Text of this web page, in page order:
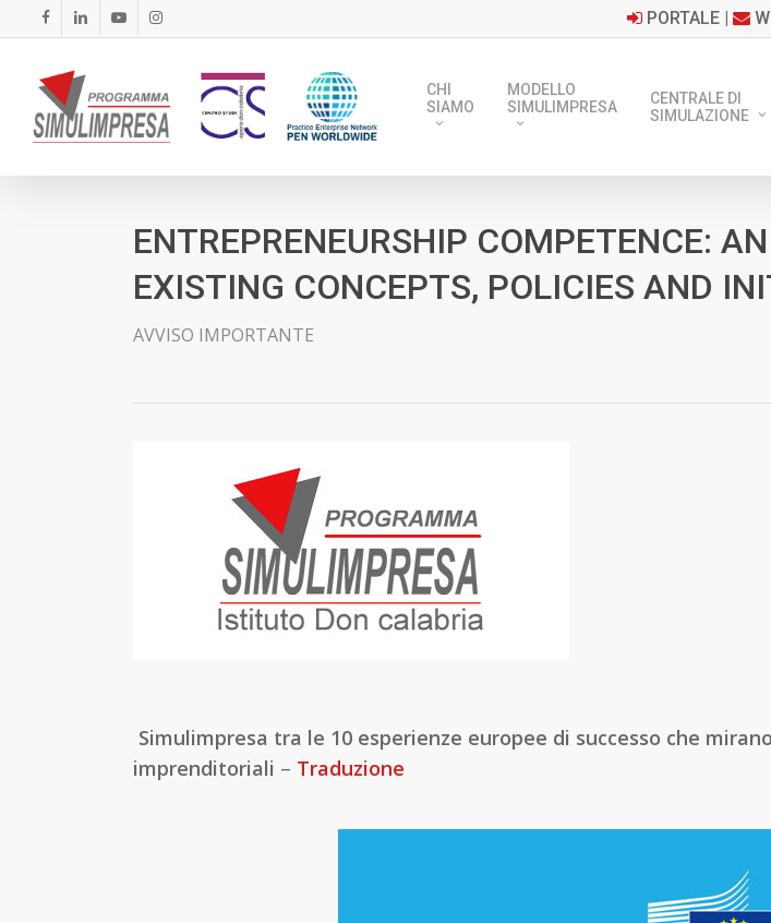
to
main
content
FACEBOOKLINKEDINYOUTUBEINSTAGRAM PORTALE|
CHI
SIAMO
MODELLO
SIMULIMPRESA
CENTRALE DI
SIMULAZIONE
ENTREPRENEURSHIP COMPETENCE:
EXISTING CONCEPTS, POLICIES AND
AVVISO IMPORTANTE
Simulimpresa tra le 10 esperienze europee di successo che
imprenditoriali – Traduzione